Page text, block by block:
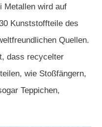
Metallen wird auf
Kunststoffteile des
Quellen.
dass recycelter
wie Stoßfängern,
Teppichen,